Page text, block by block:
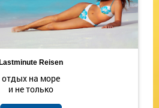
Lastminute Reisen
отдых на море
и не только